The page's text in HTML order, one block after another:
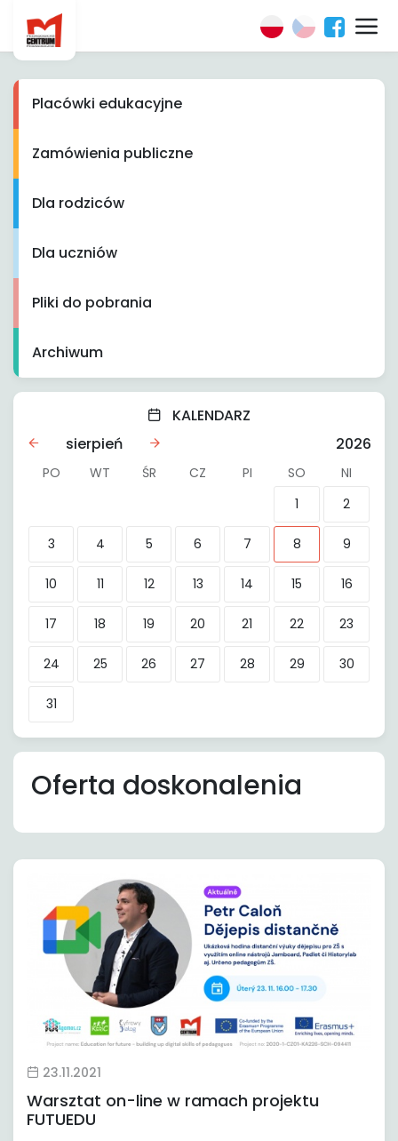
Placówki edukacyjne
Zamówienia publiczne
Dla rodziców
Dla uczniów
Pliki do pobrania
Archiwum
KALENDARZ
sierpień
2026
PO WT ŚR CZ PI SO
NI
1
2
3 4 5 6 7 8 9
10 11 12 13 14 15 16
17 18 19 20 21 22 23
24 25 26 27 28 29 30
31
Oferta doskonalenia
23.11.2021
Warsztat on-line w ramach projektu
FUTUEDU